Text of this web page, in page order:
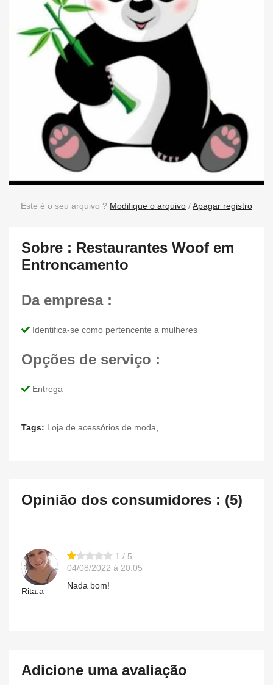
Este é o seu arquivo ? Modifique o arquivo /Apagar registro
Sobre : Restaurantes Woof em
Entroncamento
Da empresa :
Identifica-se como pertencente a mulheres
Opções de serviço :
Entrega
Tags: Loja de acessórios de moda
Opinião dos consumidores : (5)
Rita.a
1 / 5
04/08/2022 à 20:05
Nada bom!
Adicione uma avaliação